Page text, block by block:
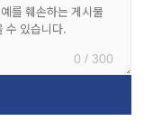
0 / 300